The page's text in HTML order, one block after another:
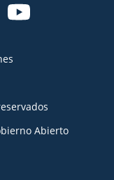
Abierto